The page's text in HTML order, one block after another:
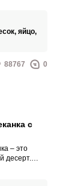
сытной и
яйцо,
88767 0
с
– это
десерт.